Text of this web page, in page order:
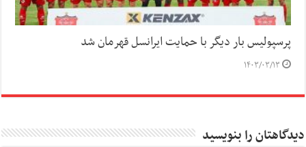
پرسپولیس بار دیگر با حمایت ایرانسل قهرمان شد
۱۴۰۳/۰۳/۱۳
دیدگاهتان را بنویسید